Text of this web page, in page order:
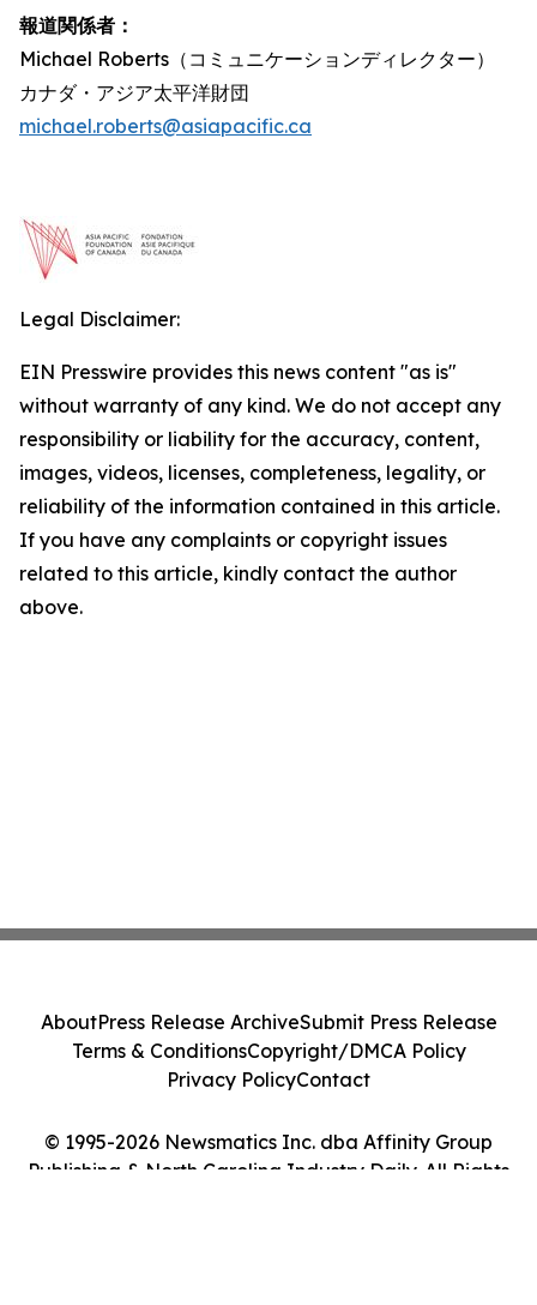
報道関係者：
Michael Roberts（コミュニケーションディレクター）
カナダ・アジア太平洋財団
michael.roberts@asiapacific.ca
Legal Disclaimer:
EIN Presswire provides this news content "as is"
without warranty of any kind. We do not accept any
responsibility or liability for the accuracy, content,
images, videos, licenses, completeness, legality, or
reliability of the information contained in this article.
If you have any complaints or copyright issues
related to this article, kindly contact the author
above.
© 1995-2026 Newsmatics Inc. dba Affinity Group
Publishing & North Carolina Industry Daily. All Rights
AboutPress Release ArchiveSubmit Press Release
Terms & ConditionsCopyright/DMCA Policy
Privacy PolicyContact